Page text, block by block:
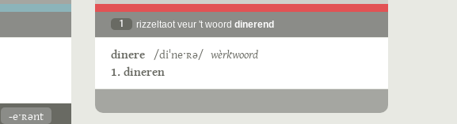
-eˑʀənt
1 rizzeltaot veur 't woord dinerend
dinere /diˈneˑʀə/ wèrkwoord
1. dineren